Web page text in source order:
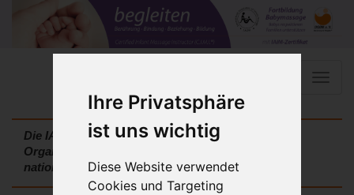
Ihre Privatsphäre
ist uns wichtig
Diese Website verwendet
Cookies und Targeting
Toggle
Die IAIM ist die weltweit führende gemeinnützige
Organisation für Babymassage-Fortbildungen mit
nationalen Vertretungen auf der ganzen Welt.